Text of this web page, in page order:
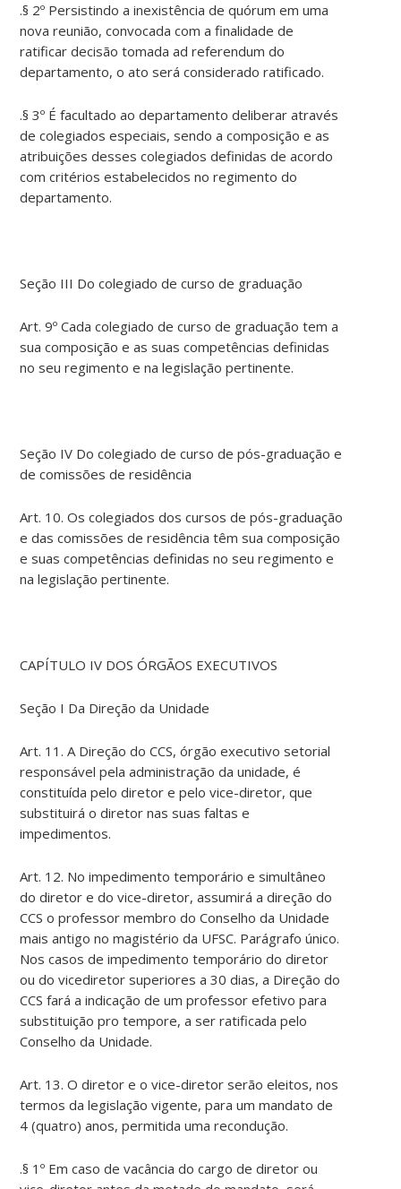
.§ 2º Persistindo a inexistência de quórum em uma
nova reunião, convocada com a finalidade de
ratificar decisão tomada ad referendum do
departamento, o ato será considerado ratificado.
.§ 3º É facultado ao departamento deliberar através
de colegiados especiais, sendo a composição e as
atribuições desses colegiados definidas de acordo
com critérios estabelecidos no regimento do
departamento.
Seção III Do colegiado de curso de graduação
Art. 9º Cada colegiado de curso de graduação tem a
sua composição e as suas competências definidas
no seu regimento e na legislação pertinente.
Seção IV Do colegiado de curso de pós-graduação e
de comissões de residência
Art. 10. Os colegiados dos cursos de pós-graduação
e das comissões de residência têm sua composição
e suas competências definidas no seu regimento e
na legislação pertinente.
CAPÍTULO IV DOS ÓRGÃOS EXECUTIVOS
Seção I Da Direção da Unidade
Art. 11. A Direção do CCS, órgão executivo setorial
responsável pela administração da unidade, é
constituída pelo diretor e pelo vice-diretor, que
substituirá o diretor nas suas faltas e
impedimentos.
Art. 12. No impedimento temporário e simultâneo
do diretor e do vice-diretor, assumirá a direção do
CCS o professor membro do Conselho da Unidade
mais antigo no magistério da UFSC. Parágrafo único.
Nos casos de impedimento temporário do diretor
ou do vicediretor superiores a 30 dias, a Direção do
CCS fará a indicação de um professor efetivo para
substituição pro tempore, a ser ratificada pelo
Conselho da Unidade.
Art. 13. O diretor e o vice-diretor serão eleitos, nos
termos da legislação vigente, para um mandato de
4 (quatro) anos, permitida uma recondução.
.§ 1º Em caso de vacância do cargo de diretor ou